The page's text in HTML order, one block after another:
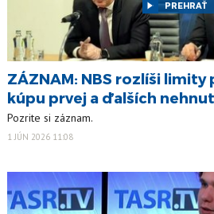
PREHRAŤ
ZÁZNAM: NBS rozlíši
kúpu prvej a ďalších
Pozrite si záznam.
1 JÚN 2026 11:08